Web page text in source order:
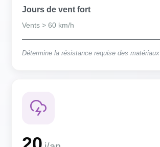
Jours de vent fort
Vents > 60 km/h
Détermine la résistance requise des matériaux